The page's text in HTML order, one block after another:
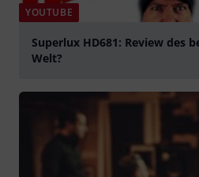
YOUTUBE
Superlux HD681: Review des
Welt?